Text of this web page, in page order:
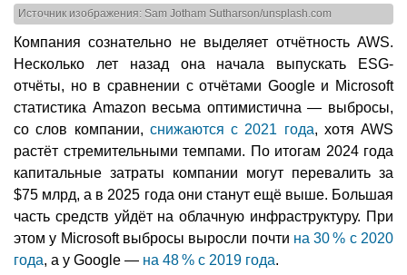
Источник изображения: Sam Jotham Sutharson/unsplash.com
Компания сознательно не выделяет отчётность AWS.
Несколько лет назад она начала выпускать ESG-
отчёты, но в сравнении с отчётами Google и Microsoft
статистика Amazon весьма оптимистична — выбросы,
со слов компании, снижаются с 2021 года, хотя AWS
растёт стремительными темпами. По итогам 2024 года
капитальные затраты компании могут перевалить за
$75 млрд, а в 2025 года они станут ещё выше. Большая
часть средств уйдёт на облачную инфраструктуру. При
этом у Microsoft выбросы выросли почти на 30 % с 2020
года, а у Google — на 48 % с 2019 года.